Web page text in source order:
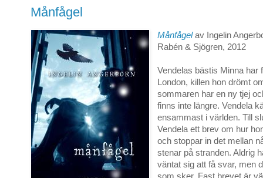
Månfågel
Månfågelav Ingelin
Rabén & Sjögren, 2012
Vendelas bästis Minna har
London, killen hon drömt
sommaren har en ny tjej
finns inte längre. Vendela
ensammast i världen. Till
Vendela ett brev om hur
och stoppar in det mellan
stenar på stranden. Aldrig
väntat sig att få svar, men